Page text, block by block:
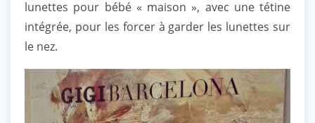
lunettes pour bébé « maison », avec une tétine
intégrée, pour les forcer à garder les lunettes sur
le nez.